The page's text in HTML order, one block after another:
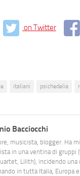
on Twitter
italiani psichedelia
Bacciocchi
musicista, blogger. Ha
in una ventina di gruppi
Lilith), incidendo una
in tutta Italia, Europa